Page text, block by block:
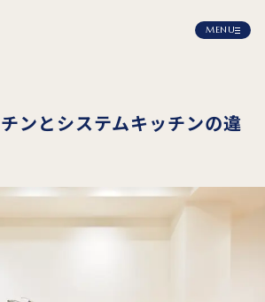
MENU
ンとシステムキッチンの違